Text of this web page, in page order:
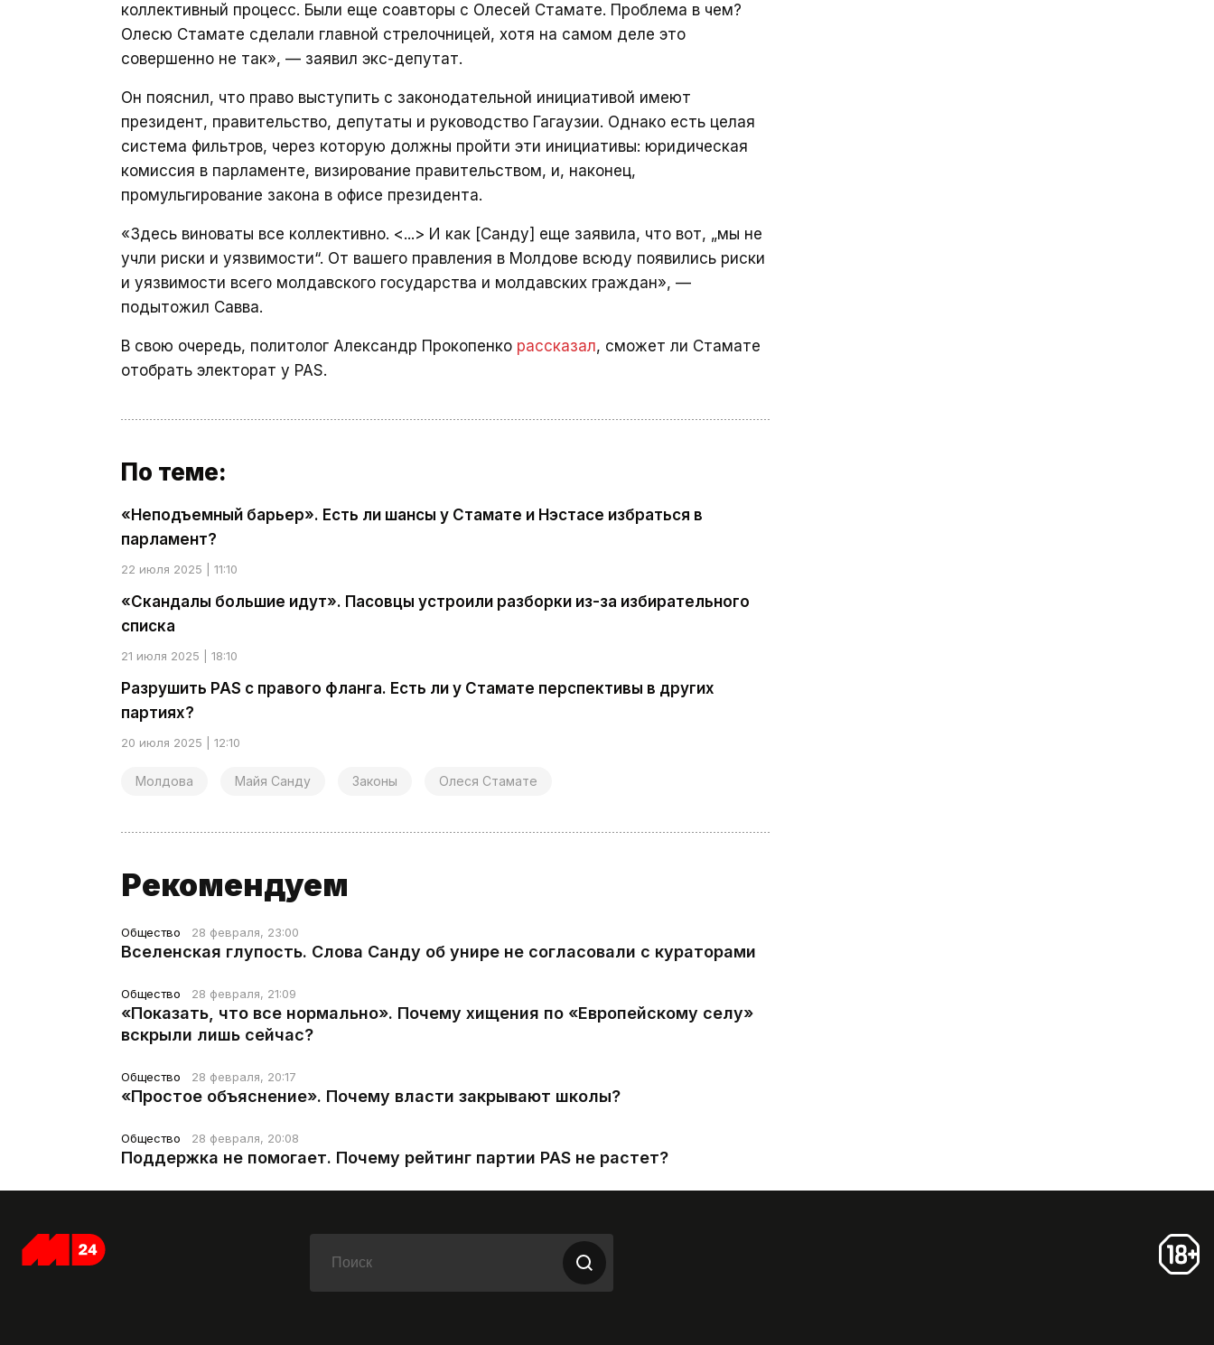
коллективный процесс. Были еще соавторы с Олесей Стамате. Проблема в чем?
Олесю Стамате сделали главной стрелочницей, хотя на самом деле это
совершенно не так», — заявил экс-депутат.
Он пояснил, что право выступить с законодательной инициативой имеют
президент, правительство, депутаты и руководство Гагаузии. Однако есть целая
система фильтров, через которую должны пройти эти инициативы: юридическая
комиссия в парламенте, визирование правительством, и, наконец,
промульгирование закона в офисе президента.
«Здесь виноваты все коллективно. <...> И как [Санду] еще заявила, что вот, „мы не
учли риски и уязвимости“. От вашего правления в Молдове всюду появились риски
и уязвимости всего молдавского государства и молдавских граждан», —
подытожил Савва.
В свою очередь, политолог Александр Прокопенко рассказал, сможет ли Стамате
отобрать электорат у PAS.
По теме:
«Неподъемный барьер». Есть ли шансы у Стамате и Нэстасе избраться в
парламент?
22 июля 2025 | 11:10
«Скандалы большие идут». Пасовцы устроили разборки из-за избирательного
списка
21 июля 2025 | 18:10
Разрушить PAS с правого фланга. Есть ли у Стамате перспективы в других
партиях?
20 июля 2025 | 12:10
Молдова Майя Санду Законы Олеся Стамате
Рекомендуем
Общество 28 февраля, 23:00
Вселенская глупость. Слова Санду об унире не согласовали с кураторами
Общество 28 февраля, 21:09
«Показать, что все нормально». Почему хищения по «Европейскому селу»
вскрыли лишь сейчас?
Общество 28 февраля, 20:17
«Простое объяснение». Почему власти закрывают школы?
Общество 28 февраля, 20:08
Поддержка не помогает. Почему рейтинг партии PAS не растет?